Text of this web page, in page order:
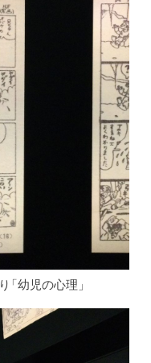
り「幼児の心理」